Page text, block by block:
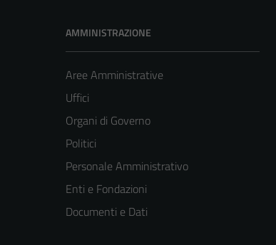
AMMINISTRAZIONE
Aree Amministrative
Uffici
Organi di Governo
Politici
Personale Amministrativo
Enti e Fondazioni
Documenti e Dati